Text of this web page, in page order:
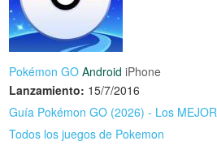
Pokémon GO Android iPhone
Lanzamiento: 15/7/2016
Guía Pokémon GO (2026) - Los
Todos los juegos de Pokemon